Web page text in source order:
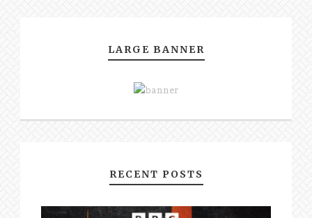
LARGE BANNER
RECENT POSTS